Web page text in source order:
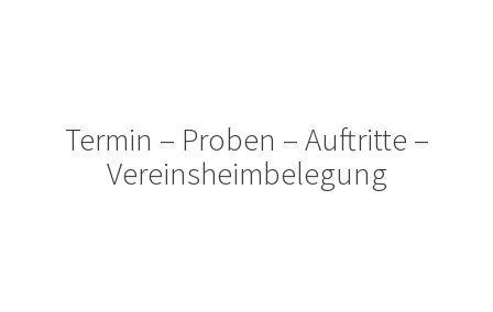
Termin – Proben – Auftritte –
Vereinsheimbelegung